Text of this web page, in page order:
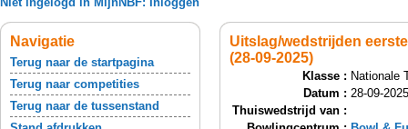
Navigatie
Terug naar de startpagina
Terug naar competities
Terug naar de tussenstand
Uitslag/wedstrijden
(28-09-2025)
Klasse : Nationale
Datum : 28-09-
Thuiswedstrijd van :